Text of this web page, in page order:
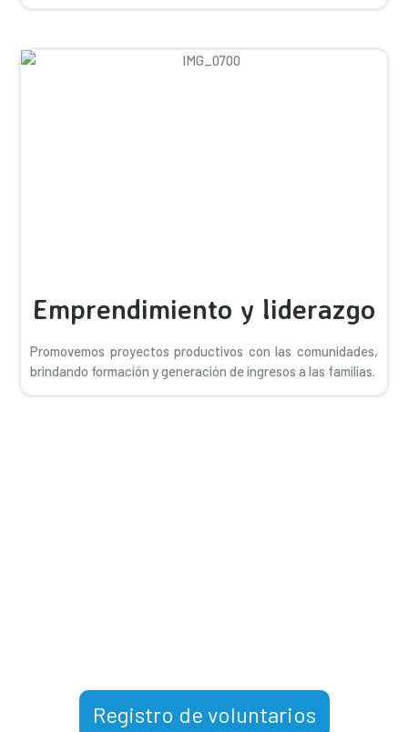
Emprendimiento y liderazgo
Promovemos proyectos productivos con las comunidades,
brindando formación y generación de ingresos a las familias.
Registro de voluntarios